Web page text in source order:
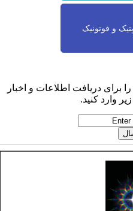
و فوتونیک
برای دریافت اطلاعات و اخبار
وارد کنید.